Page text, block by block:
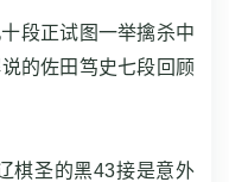
段正试图一举擒杀中
的佐田笃史七段回顾
棋圣的黑43接是意外